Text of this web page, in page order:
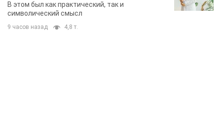
В этом был как практический, так и
символический смысл
9 часов назад 4,8 т.